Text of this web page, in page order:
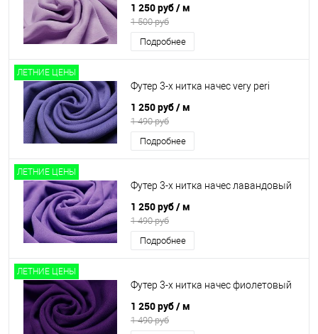
1 250 руб/ м
1 500 руб
Подробнее
ЛЕТНИЕ ЦЕНЫ
Футер 3-х нитка начес very peri
1 250 руб/ м
1 490 руб
Подробнее
ЛЕТНИЕ ЦЕНЫ
Футер 3-х нитка начес лавандовый
1 250 руб/ м
1 490 руб
Подробнее
ЛЕТНИЕ ЦЕНЫ
Футер 3-х нитка начес фиолетовый
1 250 руб/ м
1 490 руб